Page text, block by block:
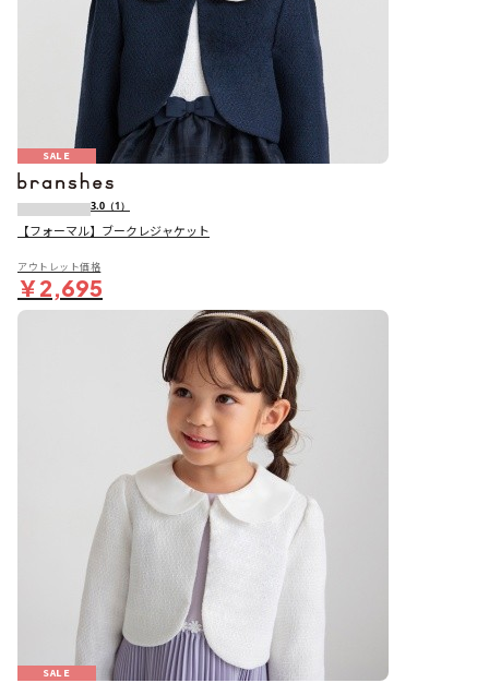
SALE
3.0 （1）
【フォーマル】ブークレジャケット
アウトレット価格
￥2,695
SALE